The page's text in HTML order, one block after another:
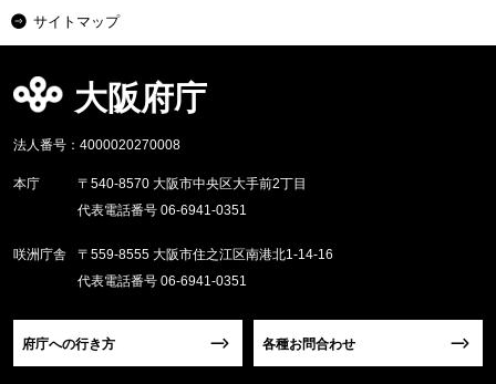
サイトマップ
大阪府庁
法人番号：4000020270008
本庁
〒540-8570 大阪市中央区大手前2丁目
代表電話番号 06-6941-0351
咲洲庁舎
〒559-8555 大阪市住之江区南港北1-14-16
代表電話番号 06-6941-0351
府庁への行き方 各種お問合わせ